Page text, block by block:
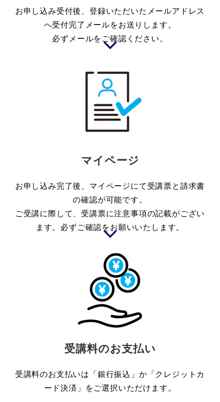
お申し込み受付後、登録いただいたメールアドレス
へ受付完了メールをお送りします。
必ずメールをご確認ください。
マイページ
お申し込み完了後、マイページにて受講票と請求書
の確認が可能です。
ご受講に際して、受講票に注意事項の記載がござい
ます。必ずご確認をお願いいたします。
受講料のお支払い
受講料のお支払いは「銀行振込」か「クレジットカ
ード決済」をご選択いただけます。